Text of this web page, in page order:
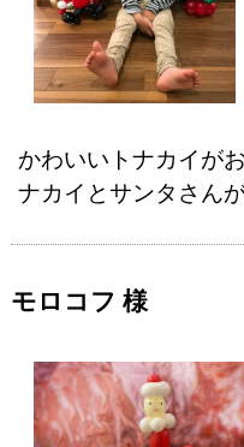
かわいいトナカイが
ナカイとサンタさん
モロコフ 様